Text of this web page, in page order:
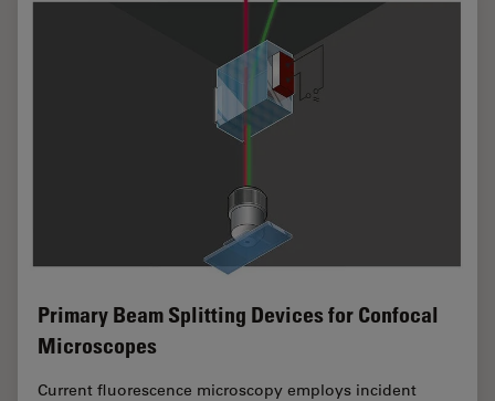
Primary Beam Splitting Devices for Confocal
Microscopes
Current fluorescence microscopy employs incident